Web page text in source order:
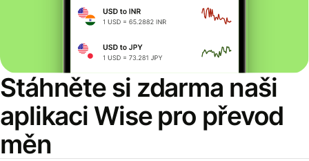
Stáhněte si zdarma naši
aplikaci Wise pro převod
měn